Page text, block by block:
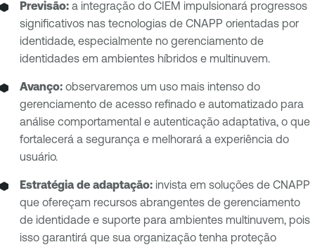
Previsão: a integração do CIEM impulsionará progressos
significativos nas tecnologias de CNAPP orientadas por
identidade, especialmente no gerenciamento de
identidades em ambientes híbridos e multinuvem.
Avanço: observaremos um uso mais intenso do
gerenciamento de acesso refinado e automatizado para
análise comportamental e autenticação adaptativa, o que
fortalecerá a segurança e melhorará a experiência do
usuário.
Estratégia de adaptação: invista em soluções de CNAPP
que ofereçam recursos abrangentes de gerenciamento
de identidade e suporte para ambientes multinuvem, pois
isso garantirá que sua organização tenha proteção